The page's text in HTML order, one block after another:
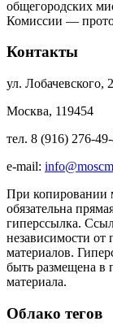
общегородских
Комиссии —
Контакты
ул. Лобачевского,
Москва, 119454
тел. 8 (916) 276-
e-mail:
При копировании
обязательна
гиперссылка.
независимости от
материалов.
быть размещена в
материала.
Облако тегов